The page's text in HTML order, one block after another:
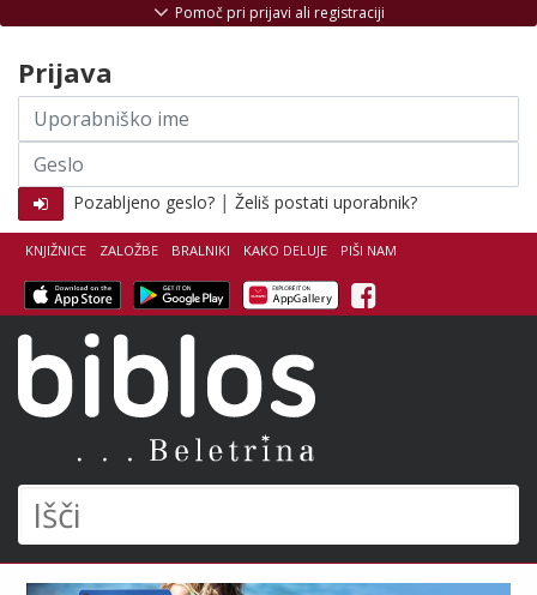
Išči
KNJIŽNICE ZALOŽBE BRALNIKI KAKO DELUJE PIŠI NAM
Facebook
Pomoč pri prijavi ali registraciji
Prijava
Uporabniško
ime
Geslo
Pozabljeno geslo? | Želiš postati uporabnik?